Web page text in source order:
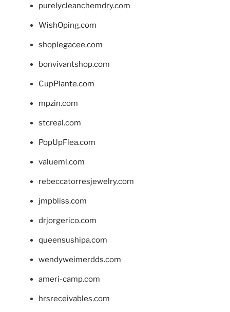
purelycleanchemdry.com
WishOping.com
shoplegacee.com
bonvivantshop.com
CupPlante.com
mpzin.com
stcreal.com
PopUpFlea.com
valueml.com
rebeccatorresjewelry.com
jmpbliss.com
drjorgerico.com
queensushipa.com
wendyweimerdds.com
ameri-camp.com
hrsreceivables.com